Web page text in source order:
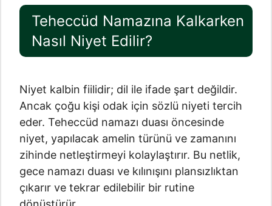
Teheccüd Namazına Kalkarken
Nasıl Niyet Edilir?
Niyet kalbin fiilidir; dil ile ifade şart değildir.
Ancak çoğu kişi odak için sözlü niyeti tercih
eder. Teheccüd namazı duası öncesinde
niyet, yapılacak amelin türünü ve zamanını
zihinde netleştirmeyi kolaylaştırır. Bu netlik,
gece namazı duası ve kılınışını plansızlıktan
çıkarır ve tekrar edilebilir bir rutine